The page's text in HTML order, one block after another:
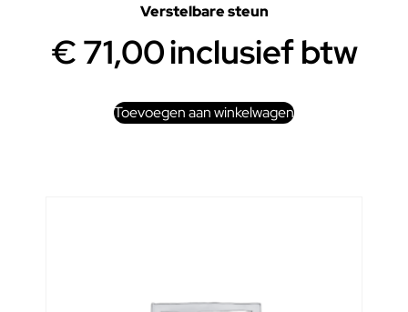
Verstelbare steun
€71,00inclusief btw
Toevoegen aan winkelwagen